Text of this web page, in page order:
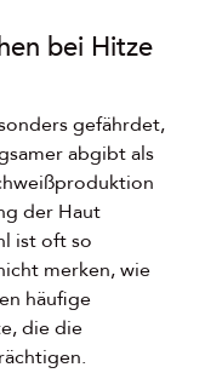
bei Hitze
gefährdet,
abgibt als
der Haut
ist oft so
merken, wie
häufige
die die